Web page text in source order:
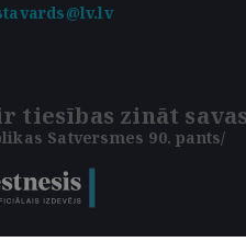
tiesības zināt
Satversmes 90. pants/